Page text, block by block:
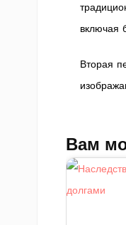
включая
Вторая
Вам